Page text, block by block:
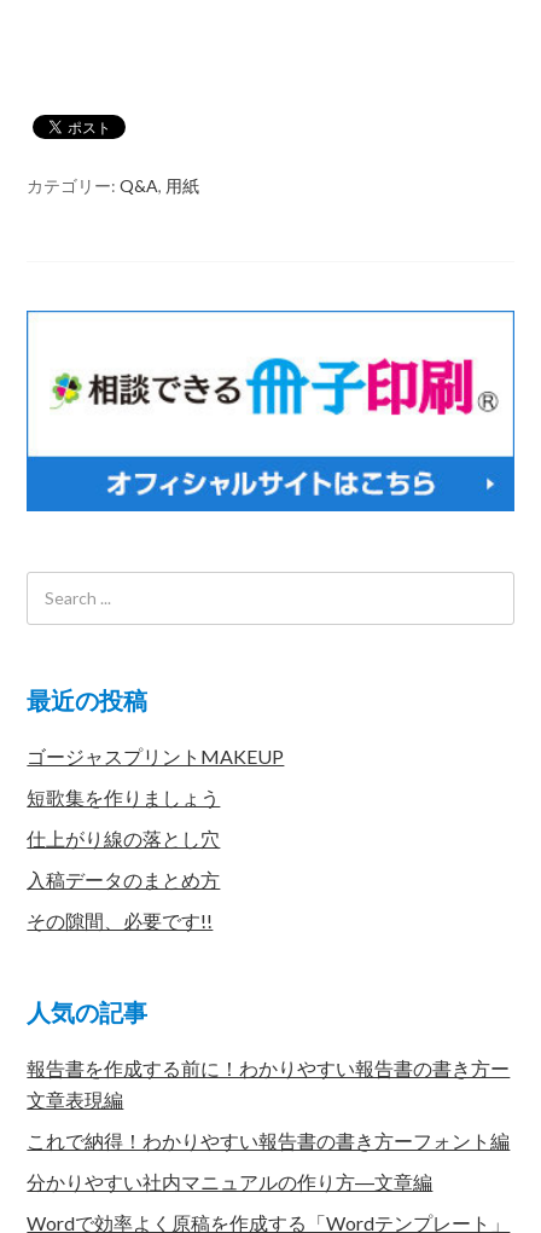
カテゴリー:Q&A, 用紙
最近の投稿
ゴージャスプリントMAKEUP
短歌集を作りましょう
仕上がり線の落とし穴
入稿データのまとめ方
その隙間、必要です!!
人気の記事
報告書を作成する前に！わかりやすい報告書の書き方ー
文章表現編
これで納得！わかりやすい報告書の書き方ーフォント編
分かりやすい社内マニュアルの作り方―文章編
Wordで効率よく原稿を作成する「Wordテンプレート」